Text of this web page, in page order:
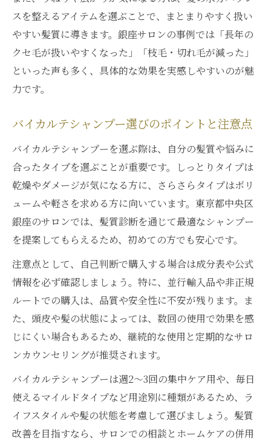
スを整えるアイテムを選ぶことで、まとまりやすく扱い
やすい髪質に導きます。銀座サロンの事例では「長年の
クセ毛が扱いやすくなった」「枝毛・切れ毛が減った」
といった声も多く、具体的な効果を実感しやすいのが魅
力です。
バイカルテシャンプー選びのポイントと注意点
バイカルテシャンプーを選ぶ際は、自分の髪質や悩みに
合ったタイプを選ぶことが重要です。しっとりタイプは
乾燥やダメージが気になる方に、さらさらタイプはボリ
ュームや軽さを求める方に向いています。東京都中央区
銀座のサロンでは、髪質診断を通じて最適なシャンプー
を提案してもらえるため、初めての方でも安心です。
注意点として、自己判断で購入する場合は成分表や公式
情報を必ず確認しましょう。特に、並行輸入品や非正規
ルートでの購入は、品質や安全性に不安が残ります。ま
た、頭皮や髪の状態によっては、数回の使用で効果を感
じにくい場合もあるため、継続的な使用と定期的なサロ
ンカウンセリングが推奨されます。
バイカルテシャンプーは週2〜3回の集中ケア用や、毎日
使えるマイルドタイプなど用途別に種類があるため、ラ
イフスタイルや髪の状態を考慮して選びましょう。髪質
改善を目指すなら、サロンでの相談とホームケアの併用